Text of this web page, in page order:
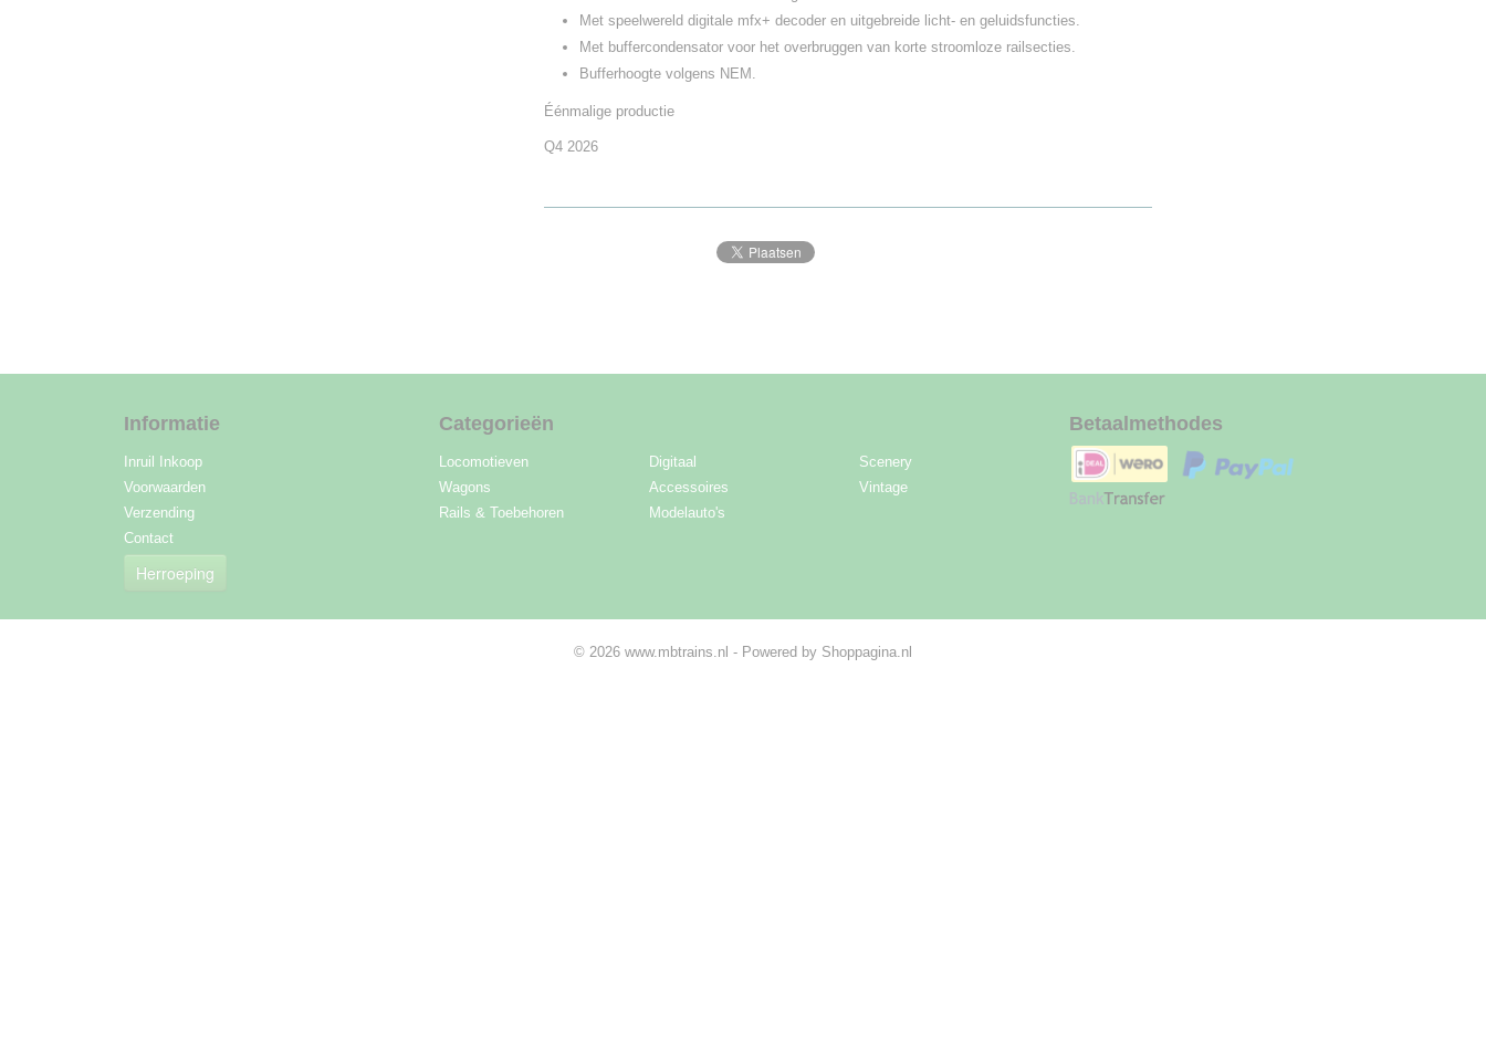
Met speelwereld digitale mfx+ decoder en uitgebreide licht- en geluidsfuncties.
Met buffercondensator voor het overbruggen van korte stroomloze railsecties.
Bufferhoogte volgens NEM.
Éénmalige productie
Q4 2026
Informatie
Inruil Inkoop
Voorwaarden
Verzending
Contact
Herroeping
Categorieën
Locomotieven
Wagons
Rails & Toebehoren
Digitaal
Accessoires
Modelauto's
Scenery
Vintage
Betaalmethodes
© 2026 www.mbtrains.nl - Powered by Shoppagina.nl